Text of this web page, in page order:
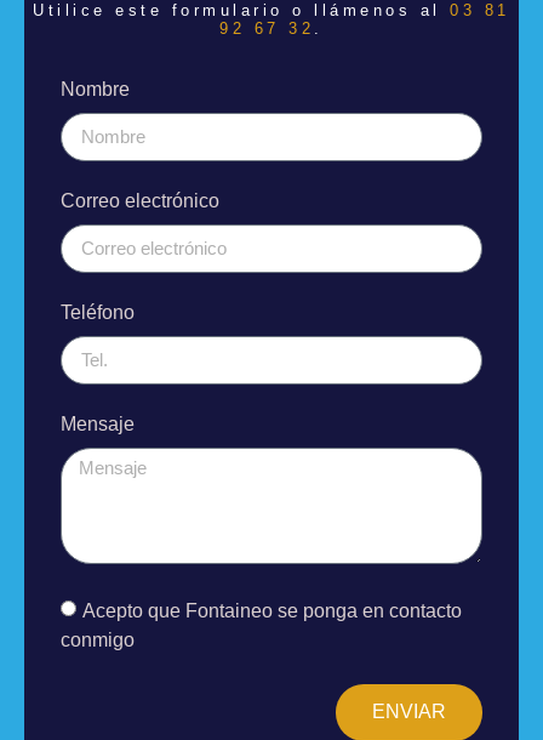
Utilice este formulario o llámenos al03 81
92 67 32 .
Nombre
Correo electrónico
Teléfono
Mensaje
Acepto que Fontaineo se ponga en contacto
conmigo
ENVIAR